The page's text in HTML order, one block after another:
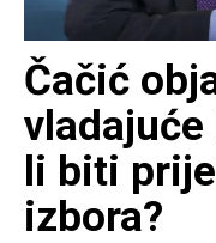
Čačić
li biti
izbora?